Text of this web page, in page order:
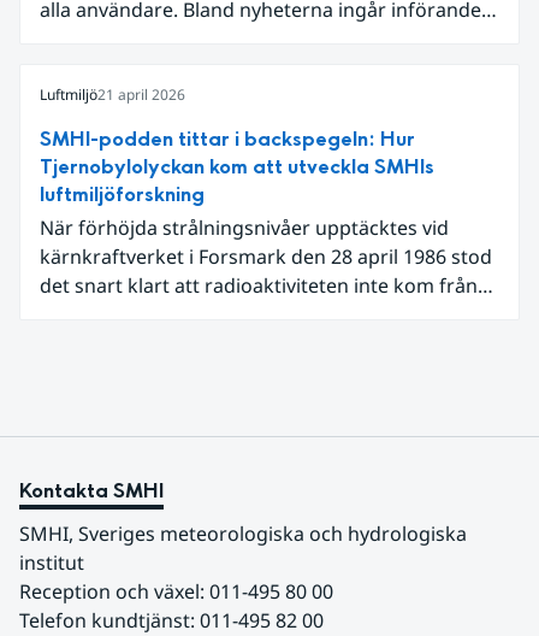
alla användare. Bland nyheterna ingår införandet
bakgrundshalter.
Luftmiljö21 april 2026
SMHI-podden tittar i backspegeln: Hur
Tjernobylolyckan kom att utveckla SMHIs
luftmiljöforskning
När förhöjda strålningsnivåer upptäcktes vid
kärnkraftverket i Forsmark den 28 april 1986 stod
det snart klart att radioaktiviteten inte kom från
den luftmiljöverksamhet som idag finns på SMHI.
Kontakta SMHI
SMHI, Sveriges meteorologiska och hydrologiska
institut
Reception och växel: 011-495 80 00
Telefon kundtjänst: 011-495 82 00